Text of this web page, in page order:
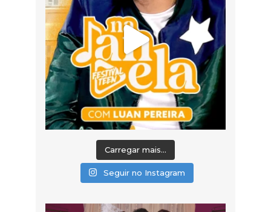
Carregar mais...
Seguir no Instagram